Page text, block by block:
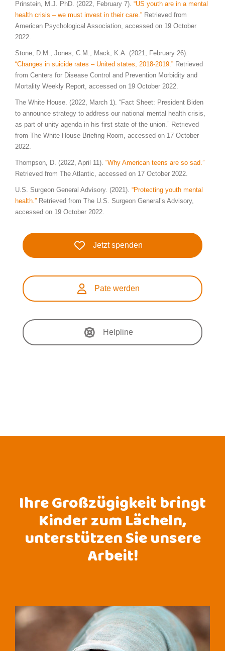
Prinstein, M.J. PhD. (2022, February 7). “US youth are in a mental
health crisis – we must invest in their care.” Retrieved from
American Psychological Association, accessed on 19 October
2022.
Stone, D.M., Jones, C.M., Mack, K.A. (2021, February 26).
“Changes in suicide rates – United states, 2018-2019.” Retrieved
from Centers for Disease Control and Prevention Morbidity and
Mortality Weekly Report, accessed on 19 October 2022.
The White House. (2022, March 1). “Fact Sheet: President Biden
to announce strategy to address our national mental health crisis,
as part of unity agenda in his first state of the union.” Retrieved
from The White House Briefing Room, accessed on 17 October
2022.
Thompson, D. (2022, April 11). “Why American teens are so sad.”
Retrieved from The Atlantic, accessed on 17 October 2022.
U.S. Surgeon General Advisory. (2021). “Protecting youth mental
health.” Retrieved from The U.S. Surgeon General’s Advisory,
accessed on 19 October 2022.
Jetzt spenden
Pate werden
Helpline
Ihre Großzügigkeit bringt
Kinder zum Lächeln,
unterstützen Sie unsere
Arbeit!